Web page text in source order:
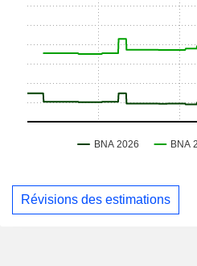
Révisions des estimations